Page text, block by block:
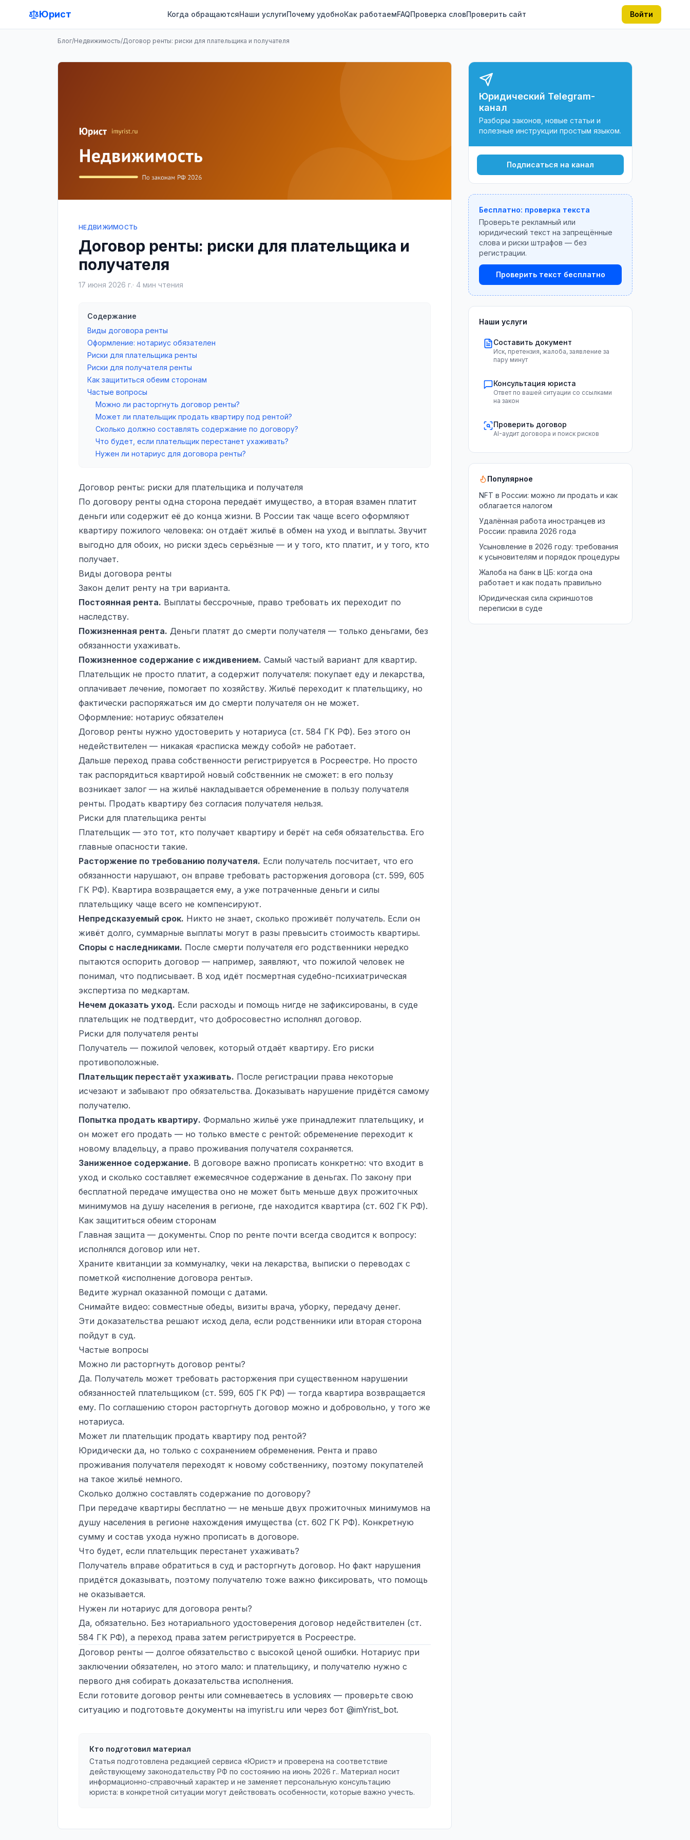
Юрист Когда обращаютсяНаши услугиПочему удобноКак работаемFAQПроверка словПроверить сайт Войти
Блог/Недвижимость/Договор ренты: риски для плательщика и получателя
НЕДВИЖИМОСТЬ
Договор ренты: риски для плательщика и
получателя
17 июня 2026 г.· 4 мин чтения
Содержание
Виды договора ренты
Оформление: нотариус обязателен
Риски для плательщика ренты
Риски для получателя ренты
Как защититься обеим сторонам
Частые вопросы
Можно ли расторгнуть договор ренты?
Может ли плательщик продать квартиру под рентой?
Сколько должно составлять содержание по договору?
Что будет, если плательщик перестанет ухаживать?
Нужен ли нотариус для договора ренты?
Договор ренты: риски для плательщика и получателя
По договору ренты одна сторона передаёт имущество, а вторая взамен платит
деньги или содержит её до конца жизни. В России так чаще всего оформляют
квартиру пожилого человека: он отдаёт жильё в обмен на уход и выплаты. Звучит
выгодно для обоих, но риски здесь серьёзные — и у того, кто платит, и у того, кто
получает.
Виды договора ренты
Закон делит ренту на три варианта.
Постоянная рента. Выплаты бессрочные, право требовать их переходит по
наследству.
Пожизненная рента. Деньги платят до смерти получателя — только деньгами, без
обязанности ухаживать.
Пожизненное содержание с иждивением. Самый частый вариант для квартир.
Плательщик не просто платит, а содержит получателя: покупает еду и лекарства,
оплачивает лечение, помогает по хозяйству. Жильё переходит к плательщику, но
фактически распоряжаться им до смерти получателя он не может.
Оформление: нотариус обязателен
Договор ренты нужно удостоверить у нотариуса (ст. 584 ГК РФ). Без этого он
недействителен — никакая «расписка между собой» не работает.
Дальше переход права собственности регистрируется в Росреестре. Но просто
так распорядиться квартирой новый собственник не сможет: в его пользу
возникает залог — на жильё накладывается обременение в пользу получателя
ренты. Продать квартиру без согласия получателя нельзя.
Риски для плательщика ренты
Плательщик — это тот, кто получает квартиру и берёт на себя обязательства. Его
главные опасности такие.
Расторжение по требованию получателя. Если получатель посчитает, что его
обязанности нарушают, он вправе требовать расторжения договора (ст. 599, 605
ГК РФ). Квартира возвращается ему, а уже потраченные деньги и силы
плательщику чаще всего не компенсируют.
Непредсказуемый срок. Никто не знает, сколько проживёт получатель. Если он
живёт долго, суммарные выплаты могут в разы превысить стоимость квартиры.
Споры с наследниками. После смерти получателя его родственники нередко
пытаются оспорить договор — например, заявляют, что пожилой человек не
понимал, что подписывает. В ход идёт посмертная судебно-психиатрическая
экспертиза по медкартам.
Нечем доказать уход. Если расходы и помощь нигде не зафиксированы, в суде
плательщик не подтвердит, что добросовестно исполнял договор.
Риски для получателя ренты
Получатель — пожилой человек, который отдаёт квартиру. Его риски
противоположные.
Плательщик перестаёт ухаживать. После регистрации права некоторые
исчезают и забывают про обязательства. Доказывать нарушение придётся самому
получателю.
Попытка продать квартиру. Формально жильё уже принадлежит плательщику, и
он может его продать — но только вместе с рентой: обременение переходит к
новому владельцу, а право проживания получателя сохраняется.
Заниженное содержание. В договоре важно прописать конкретно: что входит в
уход и сколько составляет ежемесячное содержание в деньгах. По закону при
бесплатной передаче имущества оно не может быть меньше двух прожиточных
минимумов на душу населения в регионе, где находится квартира (ст. 602 ГК РФ).
Как защититься обеим сторонам
Главная защита — документы. Спор по ренте почти всегда сводится к вопросу:
исполнялся договор или нет.
Храните квитанции за коммуналку, чеки на лекарства, выписки о переводах с
пометкой «исполнение договора ренты».
Ведите журнал оказанной помощи с датами.
Снимайте видео: совместные обеды, визиты врача, уборку, передачу денег.
Эти доказательства решают исход дела, если родственники или вторая сторона
пойдут в суд.
Частые вопросы
Можно ли расторгнуть договор ренты?
Да. Получатель может требовать расторжения при существенном нарушении
обязанностей плательщиком (ст. 599, 605 ГК РФ) — тогда квартира возвращается
ему. По соглашению сторон расторгнуть договор можно и добровольно, у того же
нотариуса.
Может ли плательщик продать квартиру под рентой?
Юридически да, но только с сохранением обременения. Рента и право
проживания получателя переходят к новому собственнику, поэтому покупателей
на такое жильё немного.
Сколько должно составлять содержание по договору?
При передаче квартиры бесплатно — не меньше двух прожиточных минимумов на
душу населения в регионе нахождения имущества (ст. 602 ГК РФ). Конкретную
сумму и состав ухода нужно прописать в договоре.
Что будет, если плательщик перестанет ухаживать?
Получатель вправе обратиться в суд и расторгнуть договор. Но факт нарушения
придётся доказывать, поэтому получателю тоже важно фиксировать, что помощь
не оказывается.
Нужен ли нотариус для договора ренты?
Да, обязательно. Без нотариального удостоверения договор недействителен (ст.
584 ГК РФ), а переход права затем регистрируется в Росреестре.
Договор ренты — долгое обязательство с высокой ценой ошибки. Нотариус при
заключении обязателен, но этого мало: и плательщику, и получателю нужно с
первого дня собирать доказательства исполнения.
Если готовите договор ренты или сомневаетесь в условиях — проверьте свою
ситуацию и подготовьте документы на imyrist.ru или через бот @imYrist_bot.
Кто подготовил материал
Статья подготовлена редакцией сервиса «Юрист» и проверена на соответствие
действующему законодательству РФ по состоянию на июнь 2026 г.. Материал носит
информационно-справочный характер и не заменяет персональную консультацию
юриста: в конкретной ситуации могут действовать особенности, которые важно учесть.
Юридический Telegram-
канал
Разборы законов, новые статьи и
полезные инструкции простым языком.
Подписаться на канал
Бесплатно: проверка текста
Проверьте рекламный или
юридический текст на запрещённые
слова и риски штрафов — без
регистрации.
Проверить текст бесплатно
Наши услуги
Составить документ
Иск, претензия, жалоба, заявление за
пару минут
Консультация юриста
Ответ по вашей ситуации со ссылками
на закон
Проверить договор
AI-аудит договора и поиск рисков
Популярное
NFT в России: можно ли продать и как
облагается налогом
Удалённая работа иностранцев из
России: правила 2026 года
Усыновление в 2026 году: требования
к усыновителям и порядок процедуры
Жалоба на банк в ЦБ: когда она
работает и как подать правильно
Юридическая сила скриншотов
переписки в суде